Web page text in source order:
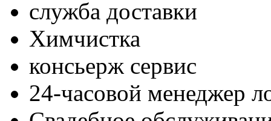
служба доставки
Химчистка
консьерж сервис
24-часовой менеджер